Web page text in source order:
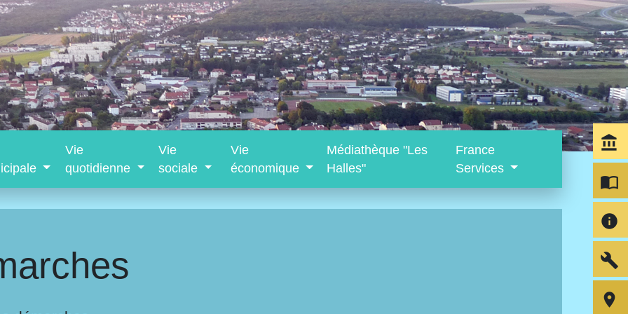
Vie
quotidienne
Vie
sociale
Vie
économique
Médiathèque "Les
Halles"
France
Services
account_balance
import_contacts
info
build
room